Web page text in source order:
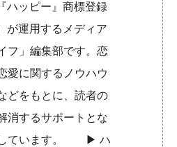
ハッピー』商標登録
が運用するメディア
フ」編集部です。恋
愛に関するノウハウ
どをもとに、読者の
消するサポートとな
しています。 ▶︎ハ